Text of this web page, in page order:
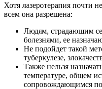
Хотя лазеротерапия почти
всем она разрешена:
Людям, страдающим
болезнями, ее
Не подойдет такой
туберкулезе,
Также нельзя
температуре, общем
сопровождающимся